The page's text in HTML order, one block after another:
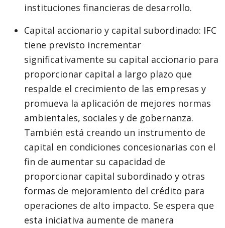
instituciones financieras de desarrollo.
Capital accionario y capital subordinado: IFC
tiene previsto incrementar
significativamente su capital accionario para
proporcionar capital a largo plazo que
respalde el crecimiento de las empresas y
promueva la aplicación de mejores normas
ambientales, sociales y de gobernanza.
También está creando un instrumento de
capital en condiciones concesionarias con el
fin de aumentar su capacidad de
proporcionar capital subordinado y otras
formas de mejoramiento del crédito para
operaciones de alto impacto. Se espera que
esta iniciativa aumente de manera